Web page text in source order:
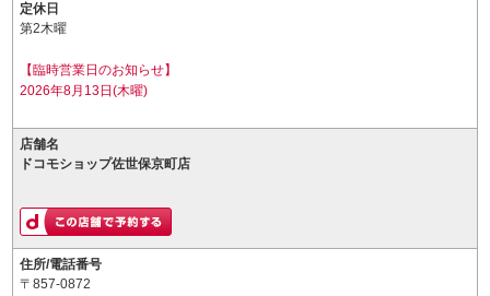
定休日
第2木曜
【臨時営業日のお知らせ】
2026年8月13日(木曜)
店舗名
ドコモショップ佐世保京町店
住所/電話番号
〒857-0872